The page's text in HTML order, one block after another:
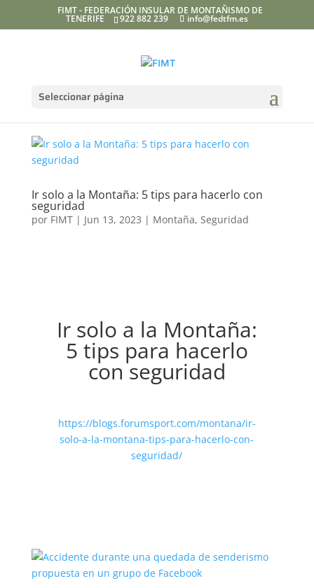
FIMT - FEDERACIÓN INSULAR DE MONTAÑISMO DE
TENERIFE 922 882 239 info@fedtfm.es
Seleccionar página
Ir solo a la Montaña: 5 tips para hacerlo con
seguridad
por FIMT| Jun 13, 2023 | Montaña, Seguridad
Ir solo a la Montaña:
5 tips para hacerlo
con seguridad
https://blogs.forumsport.com/montana/ir-
solo-a-la-montana-tips-para-hacerlo-con-
seguridad/